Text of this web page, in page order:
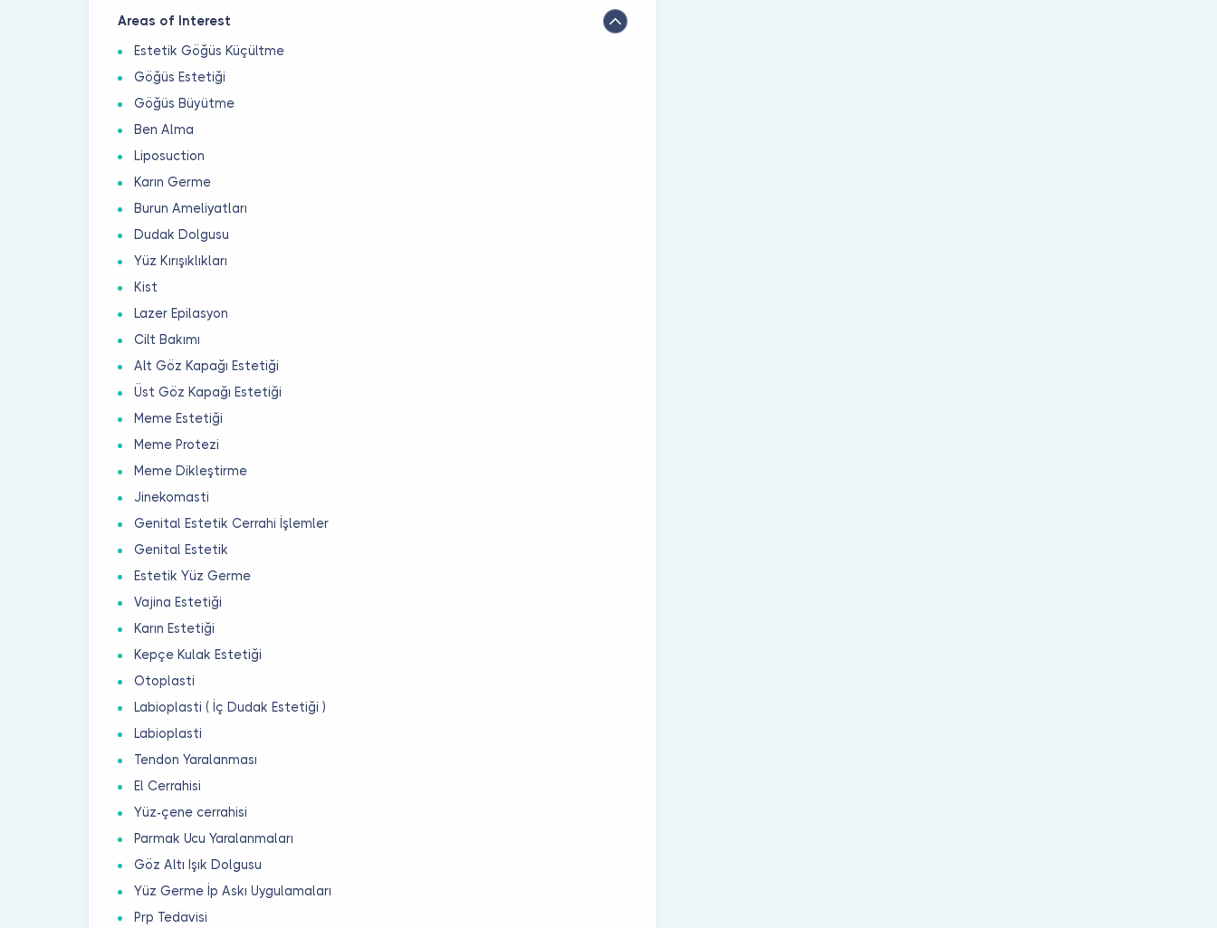
Areas of Interest
Estetik Göğüs Küçültme
Göğüs Estetiği
Göğüs Büyütme
Ben Alma
Liposuction
Karın Germe
Burun Ameliyatları
Dudak Dolgusu
Yüz Kırışıklıkları
Kist
Lazer Epilasyon
Cilt Bakımı
Alt Göz Kapağı Estetiği
Üst Göz Kapağı Estetiği
Meme Estetiği
Meme Protezi
Meme Dikleştirme
Jinekomasti
Genital Estetik Cerrahi İşlemler
Genital Estetik
Estetik Yüz Germe
Vajina Estetiği
Karın Estetiği
Kepçe Kulak Estetiği
Otoplasti
Labioplasti ( İç Dudak Estetiği )
Labioplasti
Tendon Yaralanması
El Cerrahisi
Yüz-çene cerrahisi
Parmak Ucu Yaralanmaları
Göz Altı Işık Dolgusu
Yüz Germe İp Askı Uygulamaları
Prp Tedavisi